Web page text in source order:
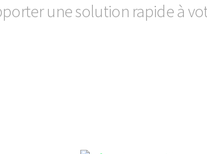
une solution rapide à